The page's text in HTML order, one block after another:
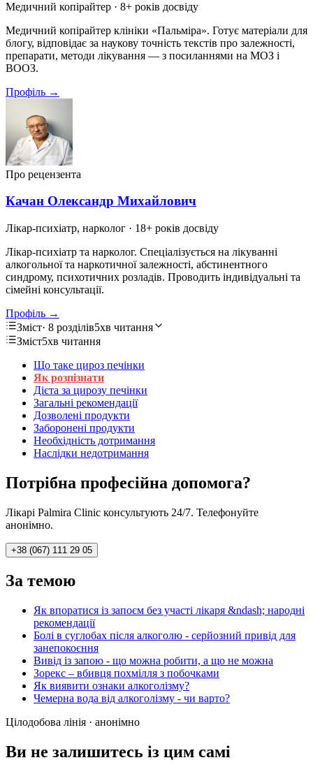
Медичний копірайтер · 8+ років досвіду
Медичний копірайтер клініки «Пальміра». Готує матеріали для
блогу, відповідає за наукову точність текстів про залежності,
препарати, методи лікування — з посиланнями на МОЗ і
ВООЗ.
Профіль →
Про рецензента
Качан Олександр Михайлович
Лікар-психіатр, нарколог · 18+ років досвіду
Лікар-психіатр та нарколог. Спеціалізується на лікуванні
алкогольної та наркотичної залежності, абстинентного
синдрому, психотичних розладів. Проводить індивідуальні та
сімейні консультації.
Профіль →
Зміст· 8 розділів5хв читання
Зміст5хв читання
Що таке цироз печінки
Як розпізнати
Дієта за цирозу печінки
Загальні рекомендації
Дозволені продукти
Заборонені продукти
Необхідність дотримання
Наслідки недотримання
Потрібна професійна допомога?
Лікарі Palmira Clinic консультують 24/7. Телефонуйте
анонімно.
+38 (067) 111 29 05
За темою
Як впоратися із запоєм без участі лікаря &ndash; народні
рекомендації
Болі в суглобах після алкоголю - серйозний привід для
занепокоєння
Вивід із запою - що можна робити, а що не можна
Зорекс – вбивця похмілля з побочками
Як виявити ознаки алкоголізму?
Чемерна вода від алкоголізму - чи варто?
Цілодобова лінія · анонімно
Ви не залишитесь із цим самі